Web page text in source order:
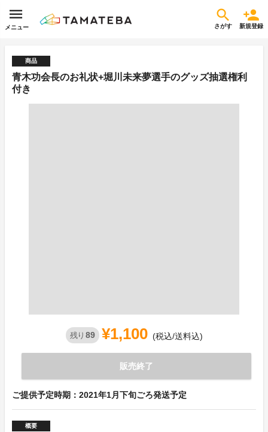
メニュー さがす 新規登録
商品
青木功会長のお礼状+堀川未来夢選手のグッズ抽選権利
付き
残り 89 ¥1,100 (税込/送料込)
販売終了
ご提供予定時期：2021年1月下旬ごろ発送予定
概要